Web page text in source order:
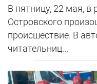
В пятницу, 22 мая, в
Островского
происшествие. В
читательниц...